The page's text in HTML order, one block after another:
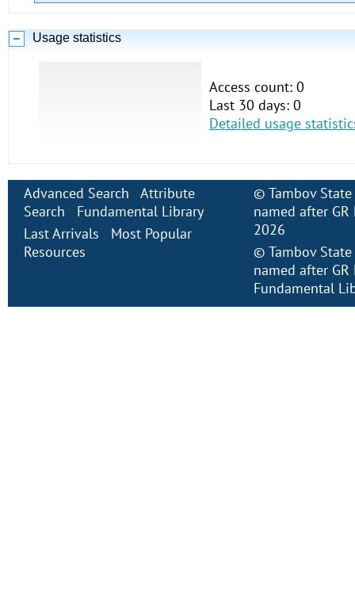
Usage statistics
Access count: 0
Last 30 days: 0
Detailed usage
Advanced Search
Attribute
Search
Fundamental Library
Last Arrivals
Most Popular
Resources
© Tambov
named after
2026
© Tambov
named after
Fundamental